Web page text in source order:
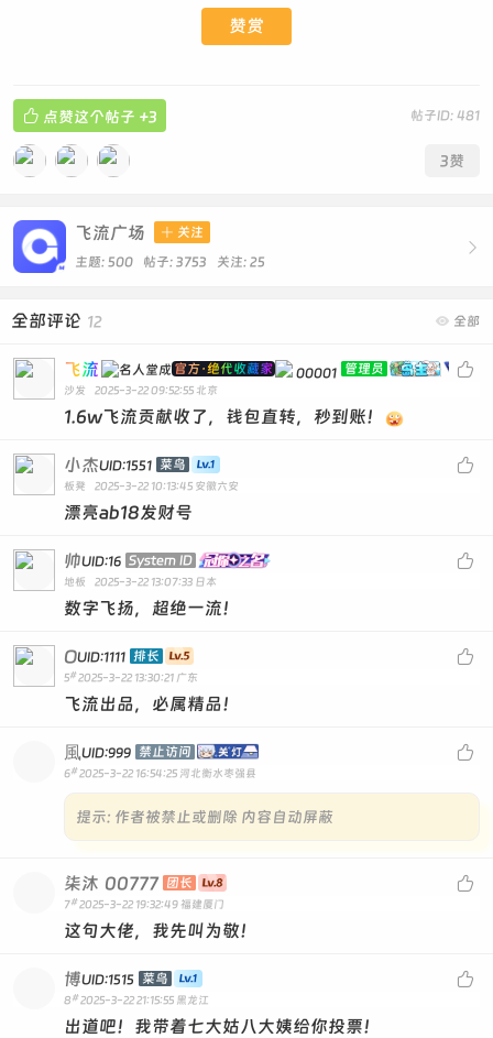
赞赏
帖子ID: 481
 点赞这个帖子 +3
3赞

飞流广场  关注
主题: 500 帖子: 3753 关注: 25
 全部
全部评论 12

飞流 官方·绝代收藏家 00001 管理员
沙发 2025-3-22 09:52:55 北京
1.6w飞流贡献收了，钱包直转，秒到账！

小杰UID:1551 菜鸟
板凳 2025-3-22 10:13:45 安徽六安
漂亮ab18发财号

帅UID:16 System ID
地板 2025-3-22 13:07:33 日本
数字飞扬，超绝一流！

OUID:1111 排长
5# 2025-3-22 13:30:21 广东
飞流出品，必属精品！

風UID:999 禁止访问
6# 2025-3-22 16:54:25 河北衡水枣强县
提示: 作者被禁止或删除 内容自动屏蔽

柒沐 00777 团长
7# 2025-3-22 19:32:49 福建厦门
这句大佬，我先叫为敬！

博UID:1515 菜鸟
8 # 2025-3-22 21:15:55 黑龙江
出道吧！我带着七大姑八大姨给你投票！